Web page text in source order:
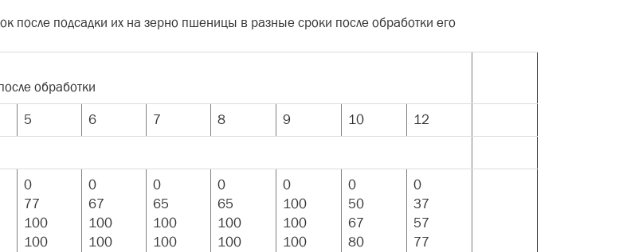
после подсадки их на зерно пшеницы в разные сроки после обработки его
обработки
5 6 7 8 9 10
12
0
77
100
100
0
67
100
100
0
65
100
100
0
65
100
100
0
100
100
100
0
50
67
80
0
37
57
77